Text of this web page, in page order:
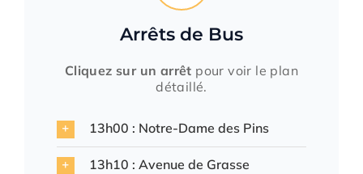
Arrêts de Bus
Cliquez sur un arrêt pour voir le plan
détaillé.
13h00 : Notre-Dame des Pins
13h10 : Avenue de Grasse